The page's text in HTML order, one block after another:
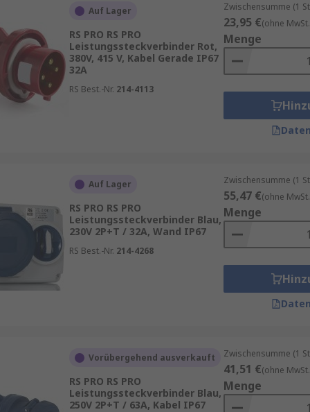
und Hochstromsteckverbindern sollten
Sortiment an hochwertigen Lösungen, darunter
Führende Marken wie
Mennekes,
Zuverlässigkeit und hohe Performance in
und Anschlusskomponenten, wie
umzusetzen. Zusätzlich
Anwendungen unterstützen. Mit Services
Auf Lager
RS PRO RS PRO
Leistungssteckverbinder Rot,
380V, 415 V, Kabel Gerade IP67
32A
RS Best.-Nr. 214-4113
Zwischensumme (1
23,95 €(ohne
Menge
Auf Lager
RS PRO RS PRO
Leistungssteckverbinder Blau,
230V 2P+T / 32A, Wand IP67
RS Best.-Nr. 214-4268
Zwischensumme (1
55,47 €(ohne
Menge
Vorübergehend ausverkauft
RS PRO RS PRO
Leistungssteckverbinder Blau,
250V 2P+T / 63A, Kabel IP67
Zwischensumme (1
41,51 €(ohne
Menge